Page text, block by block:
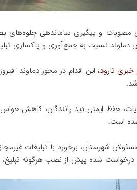
مصوبات و پیگیری ساماندهی جلوه‌های
دماوند نسبت به جمع‌آوری و پاکسازی
خبری تارود، این اقدام در محور
حفظ ایمنی دید رانندگان، کاهش
شده است.
شهرستان، برخورد با تبلیغات
شده پیش از نصب هرگونه تبلیغ،